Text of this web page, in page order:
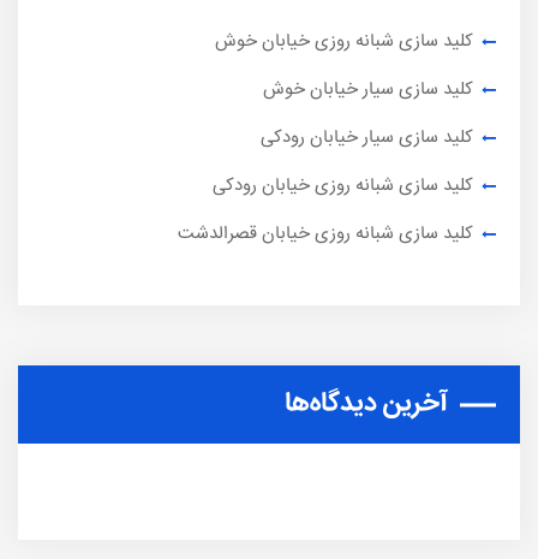
کلید سازی شبانه روزی خیابان خوش
کلید سازی سیار خیابان خوش
کلید سازی سیار خیابان رودکی
کلید سازی شبانه روزی خیابان رودکی
کلید سازی شبانه روزی خیابان قصرالدشت
آخرین دیدگاه‌ها